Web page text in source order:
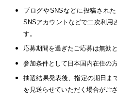
ブログやSNSなどに投稿され
SNSアカウントなどで二次利用
す。
応募期間を過ぎたご応募は無効
参加条件として日本国内在住の
抽選結果発表後、指定の期日ま
を見送らせていただく場合がござ